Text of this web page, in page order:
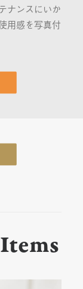
ナンスにいか
用感を写真付